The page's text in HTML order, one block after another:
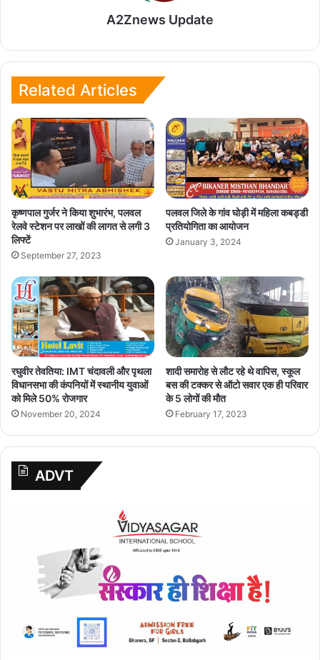
A2Znews Update
Related Articles
कृष्णपाल गुर्जर ने किया शुभारंभ, पलवल
रेलवे स्टेशन पर लाखों की लागत से लगी 3
लिफ्टें
September 27, 2023
पलवल जिले के गांव घोड़ी में महिला कबड्डी
प्रतियोगिता का आयोजन
January 3, 2024
रघुवीर तेवतिया: IMT चंदावली और पृथला
विधानसभा की कंपनियों में स्थानीय युवाओं
को मिले 50% रोजगार
November 20, 2024
शादी समारोह से लौट रहे थे वापिस, स्कूल
बस की टक्कर से ऑटो सवार एक ही परिवार
के 5 लोगों की मौत
February 17, 2023
ADVT